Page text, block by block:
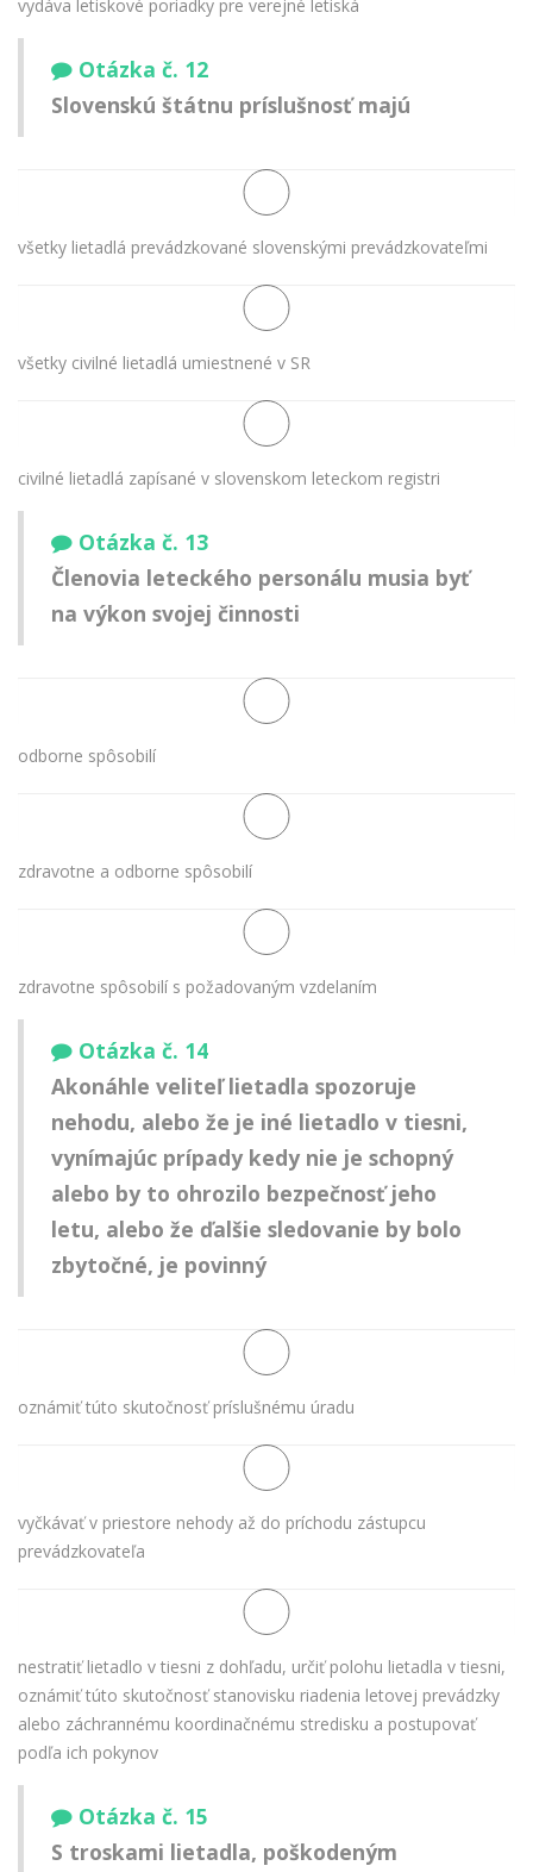
vydáva letiskové poriadky pre verejné letiská
Otázka č. 12
Slovenskú štátnu príslušnosť majú
všetky lietadlá prevádzkované slovenskými prevádzkovateľmi
všetky civilné lietadlá umiestnené v SR
civilné lietadlá zapísané v slovenskom leteckom registri
Otázka č. 13
Členovia leteckého personálu musia byť
na výkon svojej činnosti
odborne spôsobilí
zdravotne a odborne spôsobilí
zdravotne spôsobilí s požadovaným vzdelaním
Otázka č. 14
Akonáhle veliteľ lietadla spozoruje
nehodu, alebo že je iné lietadlo v tiesni,
vynímajúc prípady kedy nie je schopný
alebo by to ohrozilo bezpečnosť jeho
letu, alebo že ďalšie sledovanie by bolo
zbytočné, je povinný
oznámiť túto skutočnosť príslušnému úradu
vyčkávať v priestore nehody až do príchodu zástupcu
prevádzkovateľa
nestratiť lietadlo v tiesni z dohľadu, určiť polohu lietadla v tiesni,
oznámiť túto skutočnosť stanovisku riadenia letovej prevádzky
alebo záchrannému koordinačnému stredisku a postupovať
podľa ich pokynov
Otázka č. 15
S troskami lietadla, poškodeným